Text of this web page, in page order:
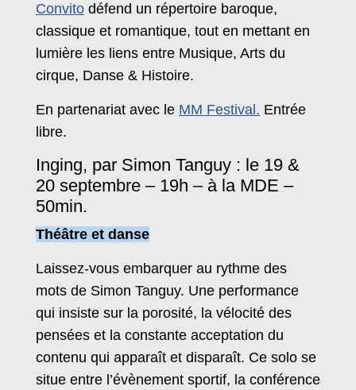
Convito défend un répertoire baroque,
classique et romantique, tout en mettant en
lumière les liens entre Musique, Arts du
cirque, Danse & Histoire.
En partenariat avec le MM Festival. Entrée
libre.
Inging, par Simon Tanguy : le 19 &
20 septembre – 19h – à la MDE –
50min.
Théâtre et danse
Laissez-vous embarquer au rythme des
mots de Simon Tanguy. Une performance
qui insiste sur la porosité, la vélocité des
pensées et la constante acceptation du
contenu qui apparaît et disparaît. Ce solo se
situe entre l’évènement sportif, la conférence